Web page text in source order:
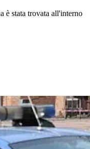
è stata trovata all'interno